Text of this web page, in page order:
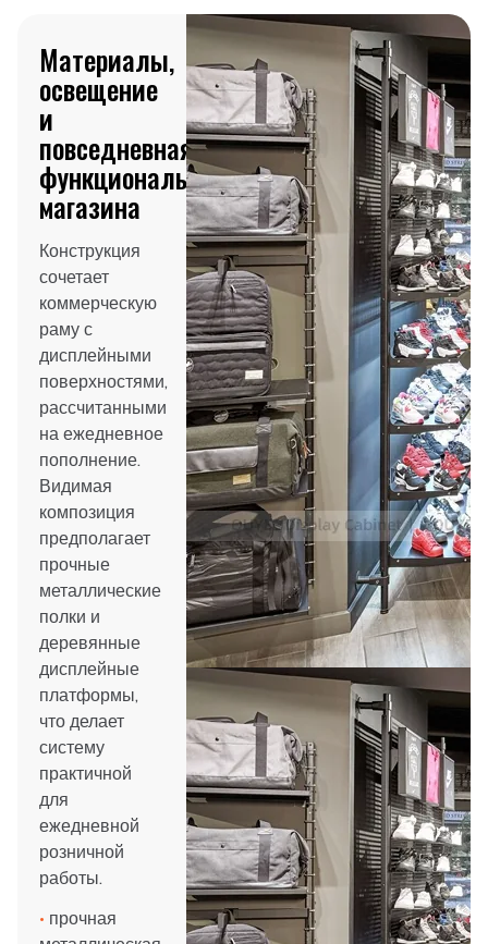
Материалы,
освещение
и
повседневная
функциональность
магазина
Конструкция
сочетает
коммерческую
раму с
дисплейными
поверхностями,
рассчитанными
на ежедневное
пополнение.
Видимая
композиция
предполагает
прочные
металлические
полки и
деревянные
дисплейные
платформы,
что делает
систему
практичной
для
ежедневной
розничной
работы.
• прочная